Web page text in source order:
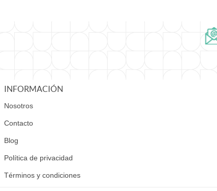
INFORMACIÓN
Nosotros
Contacto
Blog
Política de privacidad
Términos y condiciones